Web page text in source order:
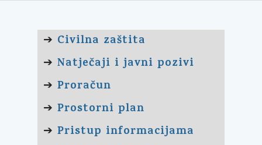
➔ Civilna zaštita
➔ Natječaji i javni pozivi
➔ Proračun
➔ Prostorni plan
➔ Pristup informacijama